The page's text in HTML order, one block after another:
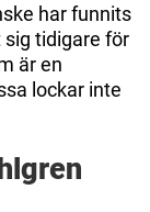
har funnits
tidigare för
är en
lockar inte